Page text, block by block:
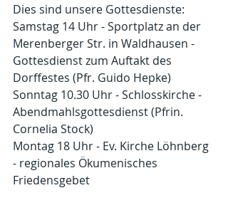
Dies sind unsere Gottesdienste:
Samstag 14 Uhr - Sportplatz an der
Merenberger Str. in Waldhausen -
Gottesdienst zum Auftakt des
Dorffestes (Pfr. Guido Hepke)
Sonntag 10.30 Uhr - Schlosskirche -
Abendmahlsgottesdienst (Pfrin.
Cornelia Stock)
Montag 18 Uhr - Ev. Kirche Löhnberg
- regionales Ökumenisches
Friedensgebet